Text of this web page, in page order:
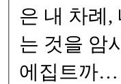
은 내 차례,
는 것을 암시하고 있다.
에집트까…